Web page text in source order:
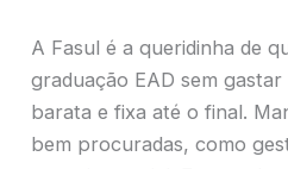
A Fasul é a queridinha de
graduação EAD sem gastar
barata e fixa até o final.
bem procuradas, como